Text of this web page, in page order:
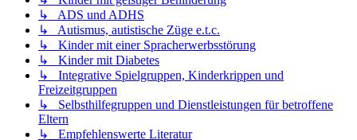
↳ ADS und ADHS
↳ Autismus, autistische Züge e.t.c.
↳ Kinder mit einer Spracherwerbsstörung
↳ Kinder mit Diabetes
↳ Integrative Spielgruppen, Kinderkrippen und
Freizeitgruppen
↳ Selbsthilfegruppen und Dienstleistungen für betroffene
Eltern
↳ Empfehlenswerte Literatur